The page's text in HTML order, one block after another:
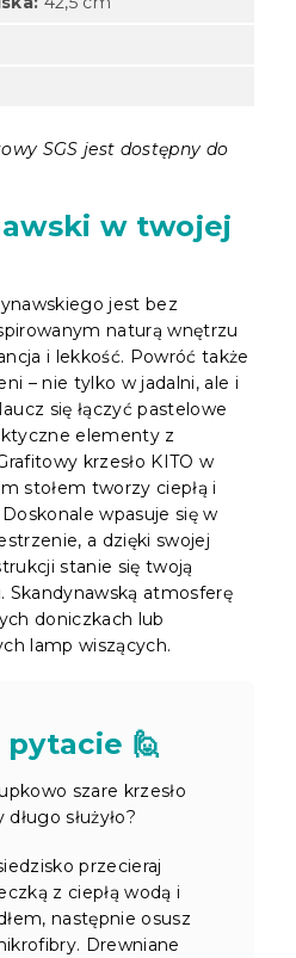
SGS jest dostępny do
w twojej
jest bez
naturą wnętrzu
i lekkość. Powróć także
– nie tylko w jadalni, ale i
się łączyć pastelowe
elementy z
krzesło KITO w
stołem tworzy ciepłą i
wpasuje się w
a dzięki swojej
stanie się twoją
Skandynawską atmosferę
doniczkach lub
lamp wiszących.
pytacie 🙋
szare krzesło
długo służyło?
przecieraj
z ciepłą wodą i
następnie osusz
Drewniane